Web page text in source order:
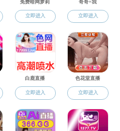
机械学院举行离退
机械分工会举行“迎
我院参加校第十八届